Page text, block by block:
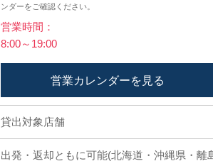
ンダーをご確認ください。
営業時間：
8:00～19:00
営業カレンダーを見る
貸出対象店舗
出発・返却ともに可能(北海道・沖縄県・離